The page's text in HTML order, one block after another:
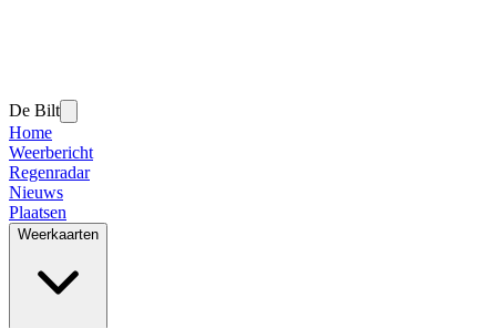
De Bilt
Home
Weerbericht
Regenradar
Nieuws
Plaatsen
Weerkaarten